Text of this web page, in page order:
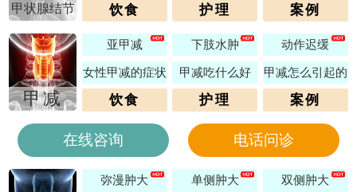
甲状腺结节 饮食 护理 案例
甲减
亚甲减 下肢水肿 动作迟缓
女性甲减的症状 甲减吃什么好 甲减怎么引起的
饮食 护理 案例
在线咨询 电话问诊
弥漫肿大 单侧肿大 双侧肿大